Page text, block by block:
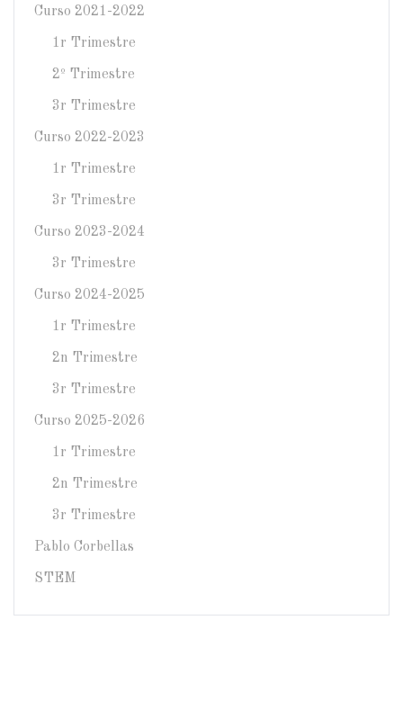
Curso 2021-2022
1r Trimestre
2º Trimestre
3r Trimestre
Curso 2022-2023
1r Trimestre
3r Trimestre
Curso 2023-2024
3r Trimestre
Curso 2024-2025
1r Trimestre
2n Trimestre
3r Trimestre
Curso 2025-2026
1r Trimestre
2n Trimestre
3r Trimestre
Pablo Corbellas
STEM